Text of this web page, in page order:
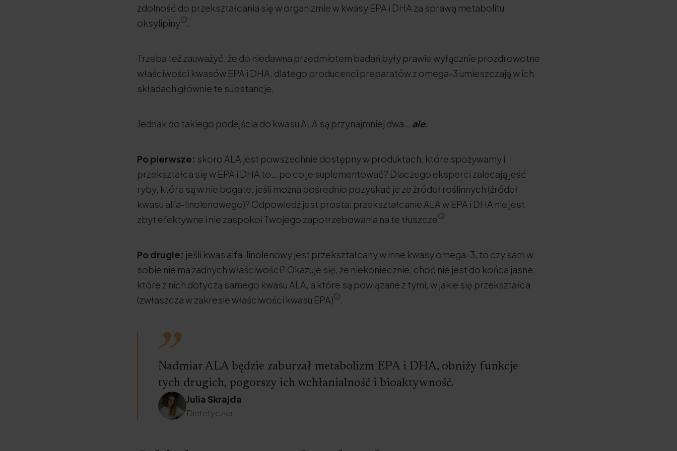
zdolność do przekształcania się w organizmie w kwasy EPA i DHA za sprawą metabolitu
oksylipiny
.
Trzeba też zauważyć, że do niedawna przedmiotem badań były prawie wyłącznie prozdrowotne
właściwości kwasów EPA i DHA, dlatego producenci preparatów z omega-3 umieszczają w ich
składach głównie te substancje.
Jednak do takiego podejścia do kwasu ALA są przynajmniej dwa… ale.
Po pierwsze: skoro ALA jest powszechnie dostępny w produktach, które spożywamy i
przekształca się w EPA i DHA to… po co je suplementować? Dlaczego eksperci zalecają jeść
ryby, które są w nie bogate, jeśli można pośrednio pozyskać je ze źródeł roślinnych (źródeł
kwasu alfa-linolenowego)? Odpowiedź jest prosta: przekształcanie ALA w EPA i DHA nie jest
zbyt efektywne i nie zaspokoi Twojego zapotrzebowania na te tłuszcze
.
Po drugie: jeśli kwas alfa-linolenowy jest przekształcany w inne kwasy omega-3, to czy sam w
sobie nie ma żadnych właściwości? Okazuje się, że niekoniecznie, choć nie jest do końca jasne,
które z nich dotyczą samego kwasu ALA, a które są powiązane z tymi, w jakie się przekształca
(zwłaszcza w zakresie właściwości kwasu EPA)
.
Nadmiar ALA będzie zaburzał metabolizm EPA i DHA, obniży funkcje
tych drugich, pogorszy ich wchłanialność i bioaktywność.
Julia Skrajda
Dietetyczka